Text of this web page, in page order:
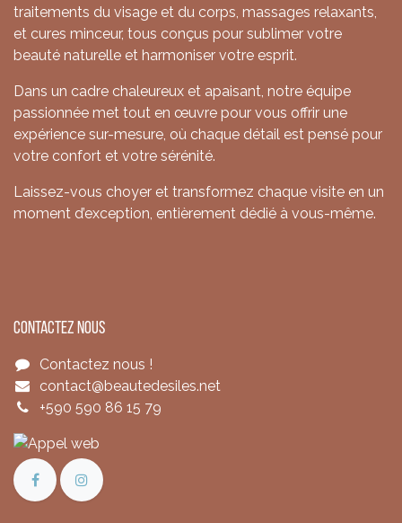
traitements du visage et du corps, massages relaxants,
et cures minceur, tous conçus pour sublimer votre
beauté naturelle et harmoniser votre esprit.
Dans un cadre chaleureux et apaisant, notre équipe
passionnée met tout en œuvre pour vous offrir une
expérience sur-mesure, où chaque détail est pensé pour
votre confort et votre sérénité.
Laissez-vous choyer et transformez chaque visite en un
moment d’exception, entièrement dédié à vous-même.
Contactez nous
Contactez nous !
contact@beautedesiles.net
+590 590 86 15 79